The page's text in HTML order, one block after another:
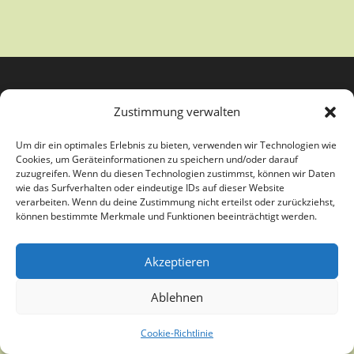
Zustimmung verwalten
Um dir ein optimales Erlebnis zu bieten, verwenden wir Technologien wie
Cookies, um Geräteinformationen zu speichern und/oder darauf
zuzugreifen. Wenn du diesen Technologien zustimmst, können wir Daten
wie das Surfverhalten oder eindeutige IDs auf dieser Website
verarbeiten. Wenn du deine Zustimmung nicht erteilst oder zurückziehst,
können bestimmte Merkmale und Funktionen beeinträchtigt werden.
Akzeptieren
Ablehnen
Cookie-Richtlinie
Copyright Kunstverein Paderborn e.V. - Theme by OceanWP